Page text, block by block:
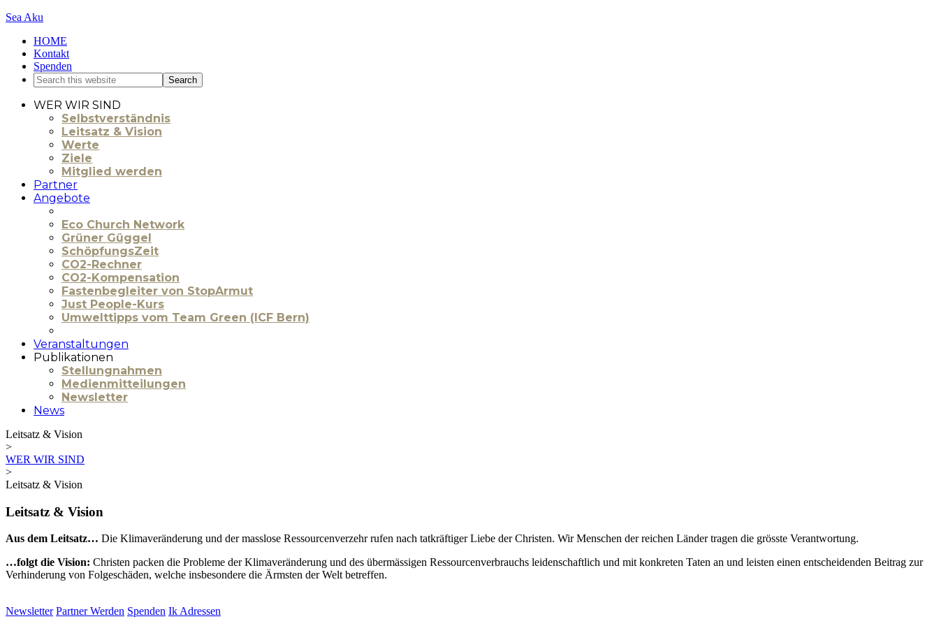
Sea Aku
HOME
Kontakt
Spenden
WER WIR SIND
Selbstverständnis
Leitsatz & Vision
Werte
Ziele
Mitglied werden
Partner
Angebote
Eco Church Network
Grüner Güggel
SchöpfungsZeit
CO2-Rechner
CO2-Kompensation
Fastenbegleiter von StopArmut
Just People-Kurs
Umwelttipps vom Team Green (ICF Bern)
Veranstaltungen
Publikationen
Stellungnahmen
Medienmitteilungen
Newsletter
News
Leitsatz & Vision
>
WER WIR SIND
>
Leitsatz & Vision
Leitsatz & Vision
Aus dem Leitsatz… Die Klimaveränderung und der masslose Ressourcenverzehr rufen nach tatkräftiger Liebe der Christen. Wir Menschen der reichen Länder tragen die grösste Verantwortung.
…folgt die Vision: Christen packen die Probleme der Klimaveränderung und des übermässigen Ressourcenverbrauchs leidenschaftlich und mit konkreten Taten an und leisten einen entscheidenden Beitrag zur
Verhinderung von Folgeschäden, welche insbesondere die Ärmsten der Welt betreffen.
Newsletter Partner Werden Spenden Ik Adressen